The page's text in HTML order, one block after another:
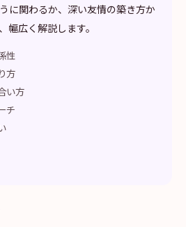
に関わるか、深い友情の築き方か
幅広く解説します。
性
方
い方
チ